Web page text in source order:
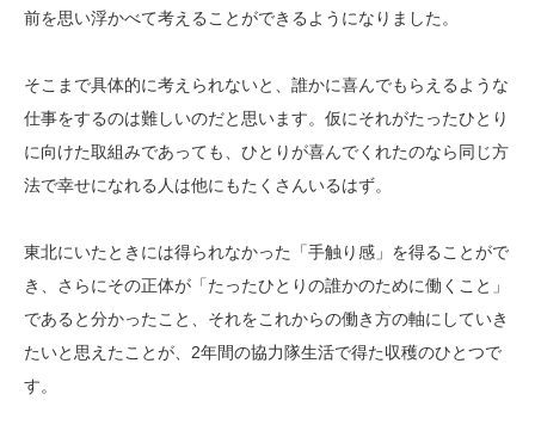
前を思い浮かべて考えることができるようになりました。
そこまで具体的に考えられないと、誰かに喜んでもらえるような
仕事をするのは難しいのだと思います。仮にそれがたったひとり
に向けた取組みであっても、ひとりが喜んでくれたのなら同じ方
法で幸せになれる人は他にもたくさんいるはず。
東北にいたときには得られなかった「手触り感」を得ることがで
き、さらにその正体が「たったひとりの誰かのために働くこと」
であると分かったこと、それをこれからの働き方の軸にしていき
たいと思えたことが、2年間の協力隊生活で得た収穫のひとつで
す。